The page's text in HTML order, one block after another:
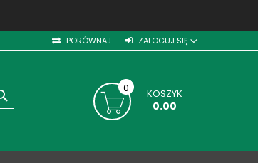
PORÓWNAJ ZALOGUJ SIĘ
KOSZYK
0.00
0